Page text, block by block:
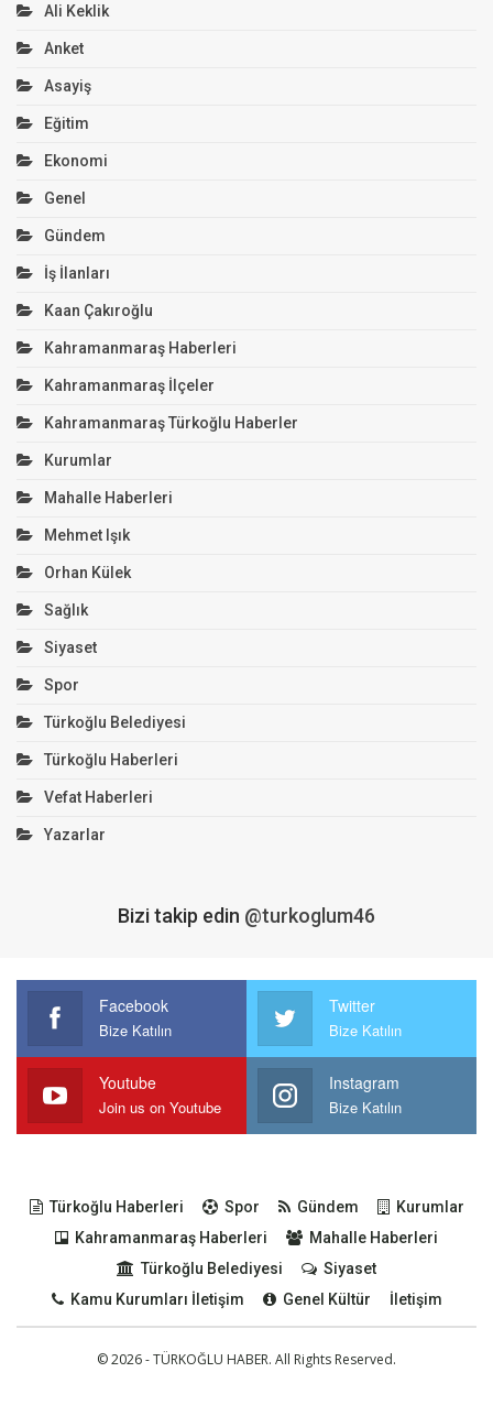
Ali Keklik
Anket
Asayiş
Eğitim
Ekonomi
Genel
Gündem
İş İlanları
Kaan Çakıroğlu
Kahramanmaraş Haberleri
Kahramanmaraş İlçeler
Kahramanmaraş Türkoğlu Haberler
Kurumlar
Mahalle Haberleri
Mehmet Işık
Orhan Külek
Sağlık
Siyaset
Spor
Türkoğlu Belediyesi
Türkoğlu Haberleri
Vefat Haberleri
Yazarlar
Bizi takip edin @turkoglum46
Facebook
Bize Katılın
Twitter
Bize Katılın
Youtube
Join us on Youtube
Instagram
Bize Katılın
Türkoğlu Haberleri Spor Gündem
Kurumlar
Kahramanmaraş Haberleri
Mahalle Haberleri
Türkoğlu Belediyesi
Siyaset
Kamu Kurumları İletişim
Genel Kültür İletişim
© 2026 - TÜRKOĞLU HABER. All Rights Reserved.